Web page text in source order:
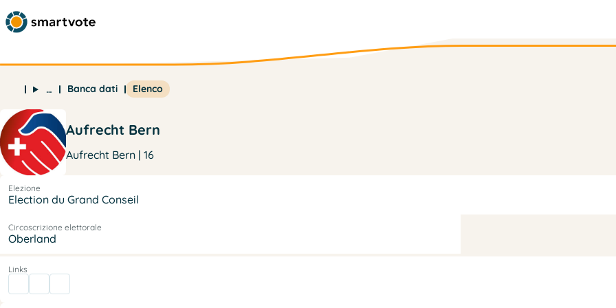
… Banca dati Elenco
Aufrecht Bern
Aufrecht Bern | 16
Elezione
Election du Grand Conseil
Circoscrizione elettorale
Oberland
Links